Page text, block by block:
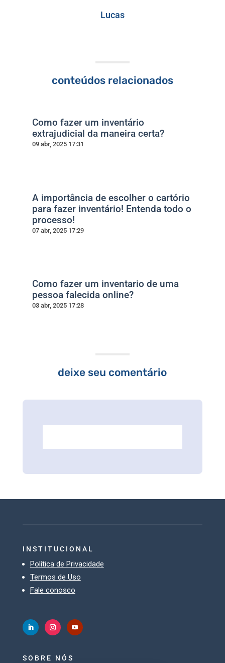
Lucas
conteúdos relacionados
Como fazer um inventário
extrajudicial da maneira certa?
09 abr, 2025 17:31
A importância de escolher o cartório
para fazer inventário! Entenda todo o
processo!
07 abr, 2025 17:29
Como fazer um inventario de uma
pessoa falecida online?
03 abr, 2025 17:28
deixe seu comentário
INSTITUCIONAL
Política de Privacidade
Termos de Uso
Fale conosco
SOBRE NÓS